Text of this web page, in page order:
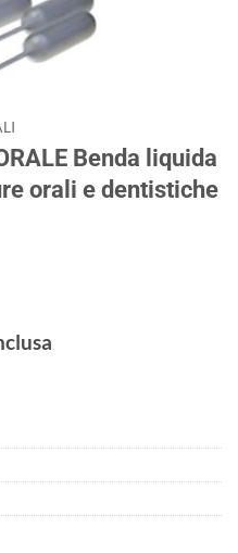
Benda liquida
orali e dentistiche
€.